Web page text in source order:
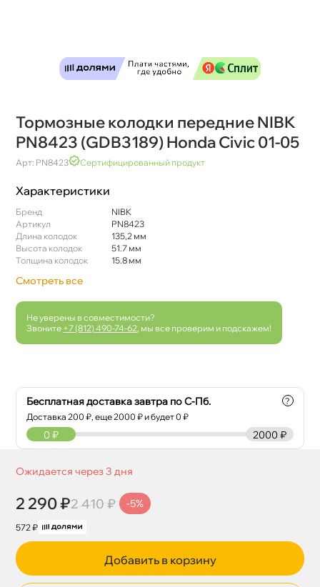
Тормозные колодки передние NIBK
PN8423 (GDB3189) Honda Civic 01-05
Арт: PN8423 Сертифицированный продукт
Характеристики
Бренд
NIBK
Артикул
PN8423
Длина колодок
135,2 мм
ысота колодок
51.7 мм
Толщина колодок
15.8 мм
Смотреть все
Не уверены в совместимости?
Звоните +7 (812) 490-74-62, мы все проверим и подскажем!
Бесплатная доставка завтра по С-Пб.
Доставка200 ₽, еще2000 ₽ и будет 0 ₽
?
2000 ₽
0 ₽
Ожидается через 3 дня
2 290 ₽2 410 ₽ -5%
572 ₽
Добавить в корзину